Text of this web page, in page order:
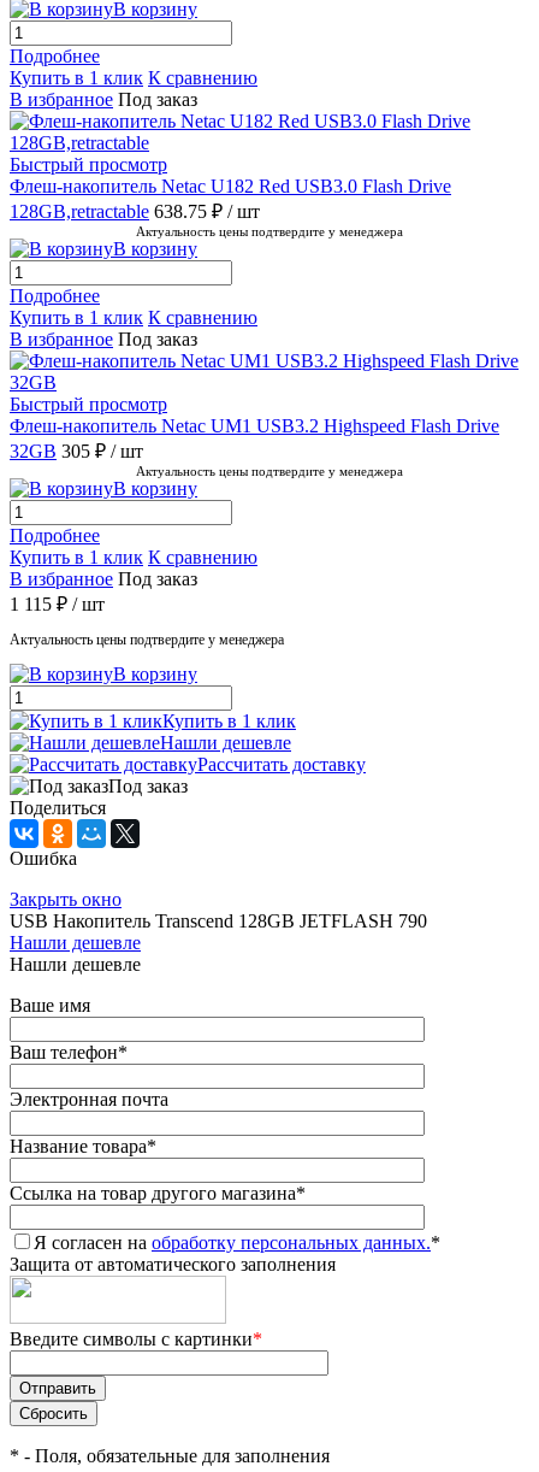
В корзину
Подробнее
Купить в 1 клик К сравнению
В избранное Под заказ
Быстрый просмотр
Флеш-накопитель Netac U182 Red USB3.0 Flash Drive
128GB,retractable 638.75 ₽ / шт
Актуальность цены подтвердите у менеджера
В корзину
Подробнее
Купить в 1 клик К сравнению
В избранное Под заказ
Быстрый просмотр
Флеш-накопитель Netac UM1 USB3.2 Highspeed Flash Drive
32GB 305 ₽ / шт
Актуальность цены подтвердите у менеджера
В корзину
Подробнее
Купить в 1 клик К сравнению
В избранное Под заказ
1 115 ₽ / шт
Актуальность цены подтвердите у менеджера
В корзину
Купить в 1 клик
Нашли дешевле
Рассчитать доставку
Под заказ
Поделиться
Ошибка
Закрыть окно
USB Накопитель Transcend 128GB JETFLASH 790
Нашли дешевле
Нашли дешевле
Ваше имя
Ваш телефон*
Электронная почта
Название товара*
Ссылка на товар другого магазина*
Я согласен на обработку персональных данных.*
Защита от автоматического заполнения
Введите символы с картинки*
* - Поля, обязательные для заполнения